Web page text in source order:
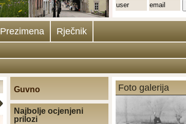
Prezimena Rječnik
Guvno
Najbolje ocjenjeni
prilozi
Foto galerija